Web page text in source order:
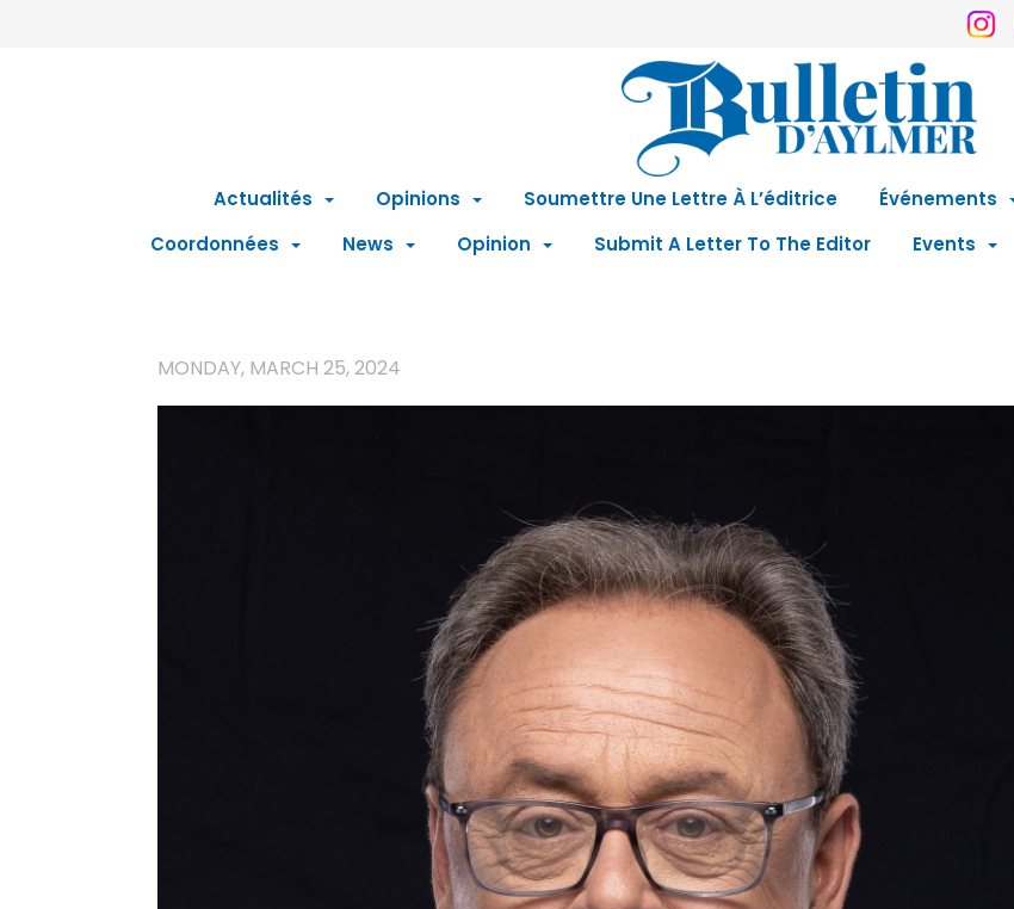
Actualités Opinions Soumettre Une Lettre À L’éditrice Événements
Coordonnées
News Opinion Submit A Letter To The Editor Events
MONDAY, MARCH 25, 2024